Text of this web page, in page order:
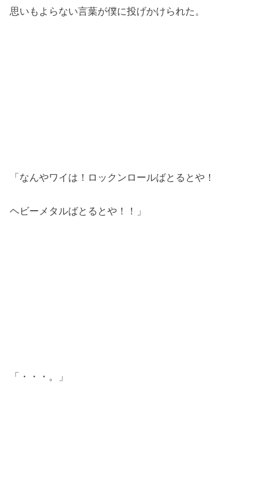
思いもよらない言葉が僕に投げかけられた。
「なんやワイは！ロックンロールばとるとや！
ヘビーメタルばとるとや！！」
「・・・。」